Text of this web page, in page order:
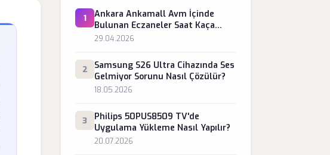
1
Ankara Ankamall Avm İçinde
Bulunan Eczaneler Saat Kaça
kadar Açık?
29.04.2026
2
Samsung S26 Ultra Cihazında Ses
Gelmiyor Sorunu Nasıl Çözülür?
18.05.2026
3
Philips 50PUS8509 TV'de
Uygulama Yükleme Nasıl Yapılır?
20.07.2026